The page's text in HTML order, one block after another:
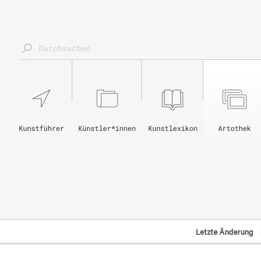
Artothek
Kunstlexikon
Künstler*innen
Kunstführer
Letzte Änderung